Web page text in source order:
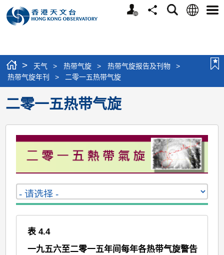
个
分
搜
语
选
> 天气 > 热带气旋 > 热带气旋报告及刊物
>
热带气旋年刊
> 二零一五热带气旋
二零一五热带气旋
表 4.4
一九五六至二零一五年间每年各热带气旋警告